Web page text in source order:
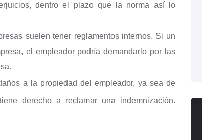
dentro el plazo que la norma así lo
suelen tener reglamentos internos. Si un
el empleador podría demandarlo por las
a la propiedad del empleador, ya sea de
derecho a reclamar una indemnización.